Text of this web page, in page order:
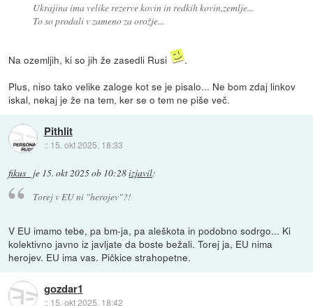
Ukrajina ima velike rezerve kovin in redkih kovin,zemlje...
To so prodali v zameno za orožje...
Na ozemljih, ki so jih že zasedli Rusi
.
Plus, niso tako velike zaloge kot se je pisalo... Ne bom zdaj linkov
iskal, nekaj je že na tem, ker se o tem ne piše več.
Pithlit
:: 15. okt 2025, 18:33
fikus_ je 15. okt 2025 ob 10:28izjavil:
Torej v EU ni "herojev"?!
V EU imamo tebe, pa bm-ja, pa aleškota in podobno sodrgo... Ki
kolektivno javno iz javljate da boste bežali. Torej ja, EU nima
herojev. EU ima vas. Pičkice strahopetne.
gozdar1
:: 15. okt 2025, 18:42